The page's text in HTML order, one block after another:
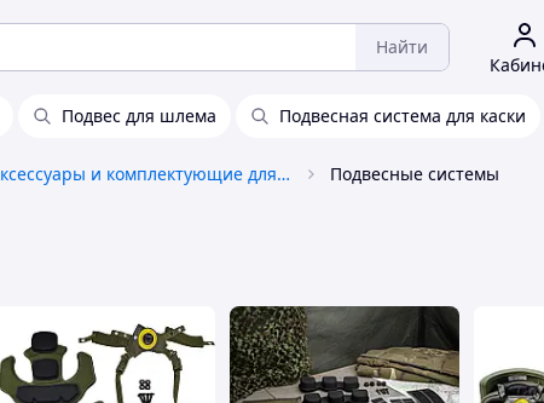
Найти
Подвес для шлема Подвесная система для каски
Аксессуары и комплектующие для касок и бронежилетов Подвесные системы